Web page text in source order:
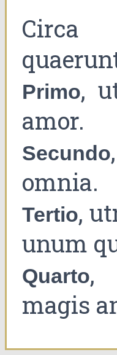
Primo,
amor.
Secundo
omnia.
Tertio,
unum
Quarto,
magis